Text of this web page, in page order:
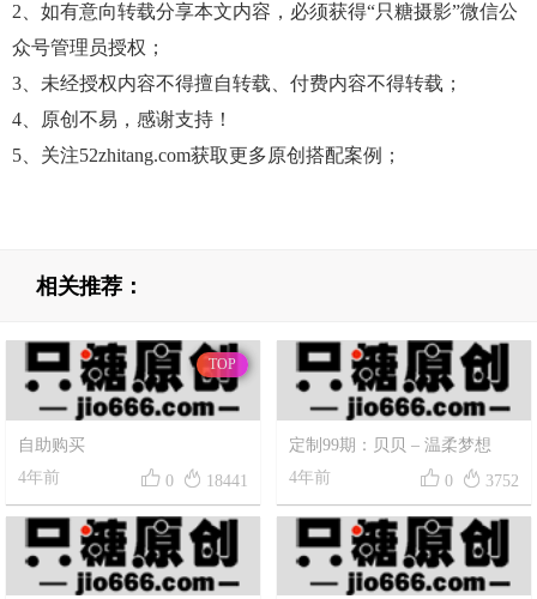
2、如有意向转载分享本文内容，必须获得“只糖摄影”微信公
众号管理员授权；
3、未经授权内容不得擅自转载、付费内容不得转载；
4、原创不易，感谢支持！
5、关注52zhitang.com获取更多原创搭配案例；
相关推荐：
TOP
自助购买
4年前
 0  18441